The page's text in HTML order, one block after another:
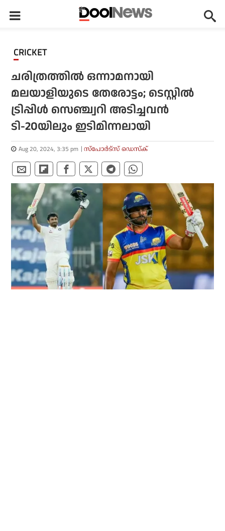
CRICKET
ചരിത്രത്തിൽ ഒന്നാമനായി
മലയാളിയുടെ തേരോട്ടം; ടെസ്റ്റിൽ
ട്രിപ്പിൾ സെഞ്ച്വറി അടിച്ചവൻ
ടി-20യിലും ഇടിമിന്നലായി
Aug 20, 2024, 3:35 pm സ്പോര്‍ട്സ് ഡെസ്‌ക്